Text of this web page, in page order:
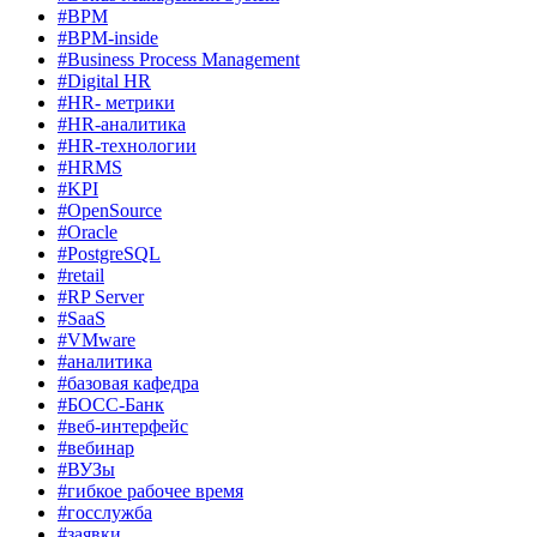
#BPM
#BPM-inside
#Business Process Management
#Digital HR
#HR- метрики
#HR-аналитика
#HR-технологии
#HRMS
#KPI
#OpenSource
#Oracle
#PostgreSQL
#retail
#RP Server
#SaaS
#VMware
#аналитика
#базовая кафедра
#БОСС-Банк
#веб-интерфейс
#вебинар
#ВУЗы
#гибкое рабочее время
#госслужба